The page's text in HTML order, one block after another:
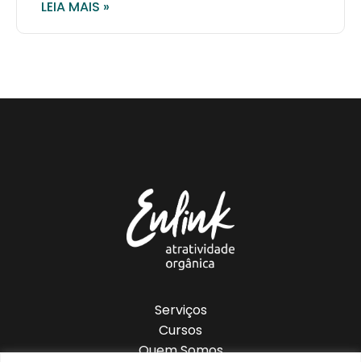
LEIA MAIS »
Serviços
Cursos
Quem Somos